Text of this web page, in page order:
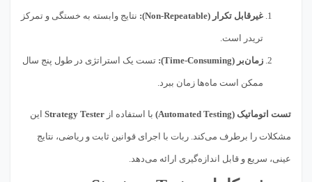
غیرقابل تکرار (Non-Repeatable): نتایج وابسته به خستگی و تمرکز
تریدر است.
زمان‌بر (Time-Consuming): تست یک استراتژی در طول پنج سال
ممکن است ماه‌ها زمان ببرد.
تست اتوماتیک (Automated Testing) با استفاده از Strategy Tester این
مشکلات را برطرف می‌کند. ربات با اجرای قوانین ثابت و ریاضی، نتایج
عینی، سریع و قابل اندازه‌گیری ارائه می‌دهد.